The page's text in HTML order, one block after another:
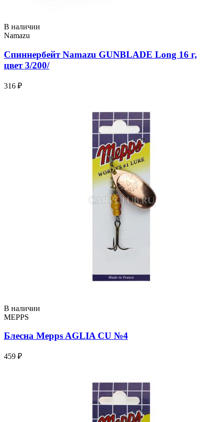
В наличии
Namazu
Спиннербейт Namazu GUNBLADE Long 16 г,
цвет 3/200/
316 ₽
В наличии
MEPPS
Блесна Mepps AGLIA CU №4
459 ₽